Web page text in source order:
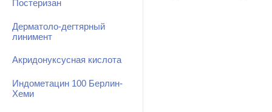
Постеризан
Дерматоло-дегтярный
линимент
Акридонуксусная кислота
Индометацин 100 Берлин-
Хеми